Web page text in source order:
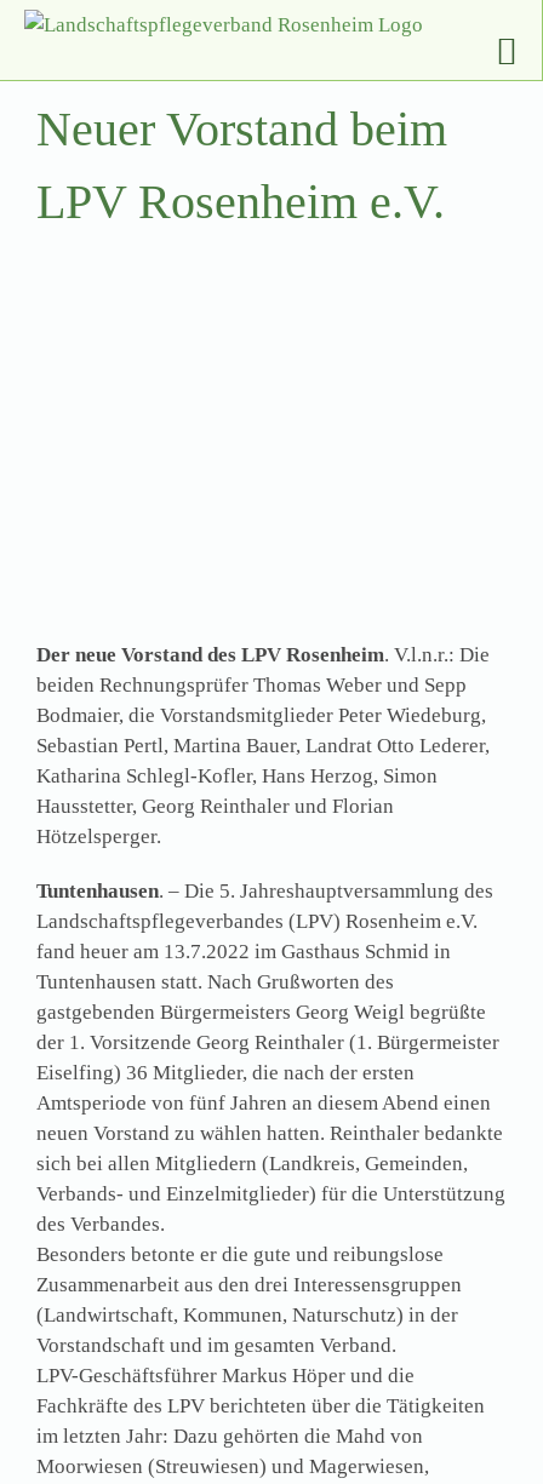
Zum
springen
Neuer Vorstand beim
LPV Rosenheim e.V.
Der neue Vorstand des LPV Rosenheim. V.l.n.r.: Die
beiden Rechnungsprüfer Thomas Weber und Sepp
Bodmaier, die Vorstandsmitglieder Peter Wiedeburg,
Sebastian Pertl, Martina Bauer, Landrat Otto Lederer,
Katharina Schlegl-Kofler, Hans Herzog, Simon
Hausstetter, Georg Reinthaler und Florian
Hötzelsperger.
Tuntenhausen. – Die 5. Jahreshauptversammlung des
Landschaftspflegeverbandes (LPV) Rosenheim e.V.
fand heuer am 13.7.2022 im Gasthaus Schmid in
Tuntenhausen statt. Nach Grußworten des
gastgebenden Bürgermeisters Georg Weigl begrüßte
der 1. Vorsitzende Georg Reinthaler (1. Bürgermeister
Eiselfing) 36 Mitglieder, die nach der ersten
Amtsperiode von fünf Jahren an diesem Abend einen
neuen Vorstand zu wählen hatten. Reinthaler bedankte
sich bei allen Mitgliedern (Landkreis, Gemeinden,
Verbands- und Einzelmitglieder) für die Unterstützung
des Verbandes.
Besonders betonte er die gute und reibungslose
Zusammenarbeit aus den drei Interessensgruppen
(Landwirtschaft, Kommunen, Naturschutz) in der
Vorstandschaft und im gesamten Verband.
LPV-Geschäftsführer Markus Höper und die
Fachkräfte des LPV berichteten über die Tätigkeiten
im letzten Jahr: Dazu gehörten die Mahd von
Moorwiesen (Streuwiesen) und Magerwiesen,